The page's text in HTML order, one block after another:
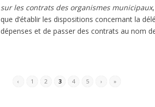
sur les contrats des organismes municipaux
que d’établir les dispositions concernant la
dépenses et de passer des contrats au nom
‹ 1 2 3 4 5 › »